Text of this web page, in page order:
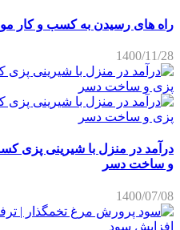
راه های رسیدن به کسب و کار
1400/11/28
درآمد در منزل با شیرینی پزی
و ساخت دسر
1400/07/08